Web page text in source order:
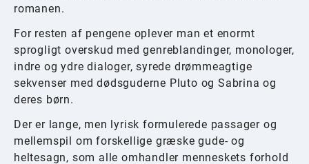
romanen.
For resten af pengene oplever man et enormt
sprogligt overskud med genreblandinger, monologer,
indre og ydre dialoger, syrede drømmeagtige
sekvenser med dødsguderne Pluto og Sabrina og
deres børn.
Der er lange, men lyrisk formulerede passager og
mellemspil om forskellige græske gude- og
heltesagn, som alle omhandler menneskets forhold